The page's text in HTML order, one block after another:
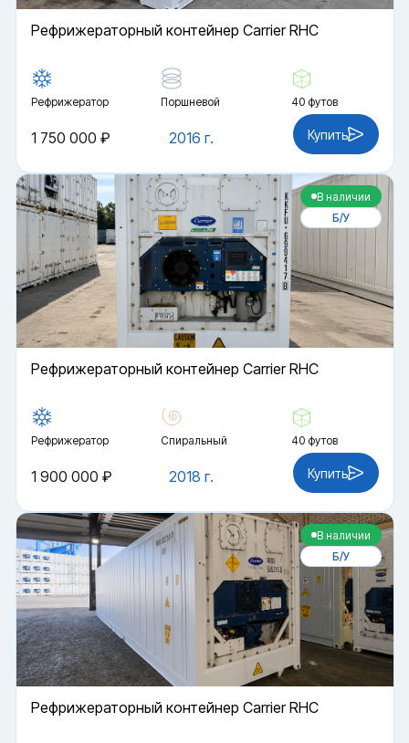
Рефрижераторный контейнер Carrier RHC
Рефрижератор Поршневой 40 футов
2016 г.
1 750 000 ₽ Купить
В наличии
Б/У
Рефрижераторный контейнер Carrier RHC
Рефрижератор Спиральный 40 футов
2018 г.
1 900 000 ₽ Купить
В наличии
Б/У
Рефрижераторный контейнер Carrier RHC